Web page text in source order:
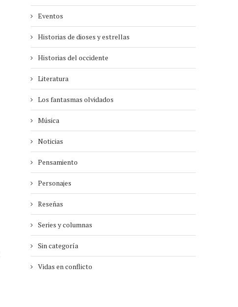
Eventos
Historias de dioses y estrellas
Historias del occidente
Literatura
Los fantasmas olvidados
Música
Noticias
Pensamiento
Personajes
Reseñas
Series y columnas
Sin categoría
Vidas en conflicto